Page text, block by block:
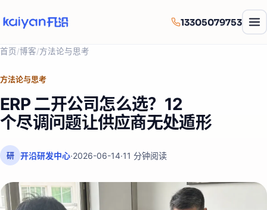
13305079753
首页/博客/方法论与思考
方法论与思考
ERP 二开公司怎么选？12
个尽调问题让供应商无处遁形
研 开沿研发中心·2026-06-14·11 分钟阅读